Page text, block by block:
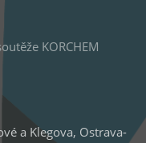
KORCHEM
a Klegova, Ostrava-